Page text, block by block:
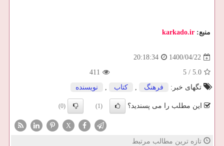
منبع: karkado.ir
1400/04/22
20:18:34
5.0
/
5
411
تگهای خبر:
فرهنگ , كتاب , نویسنده
این مطلب را می پسندید؟ (1)
(0)
X
تازه ترین مطالب مرتبط